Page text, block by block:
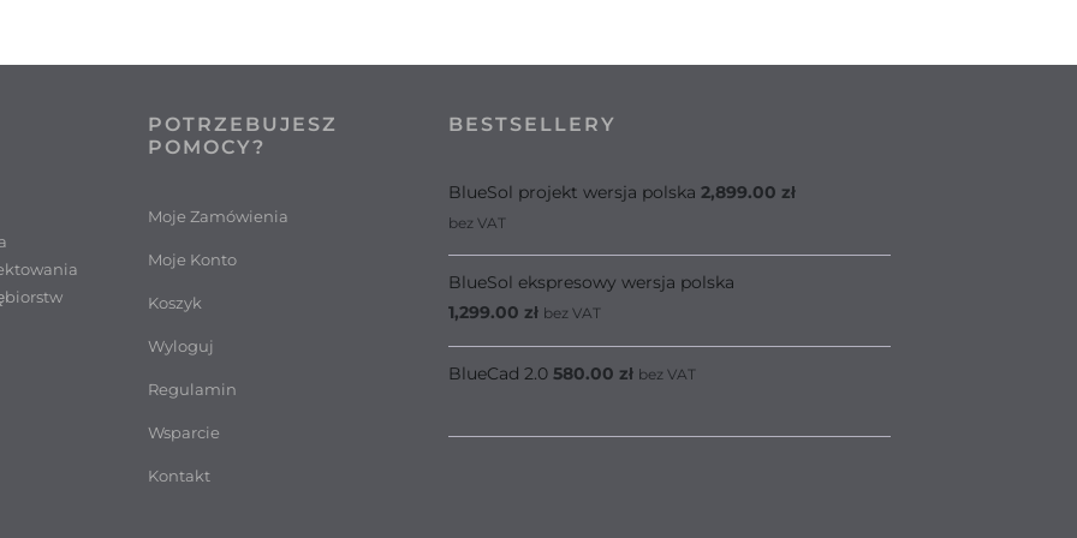
POTRZEBUJESZ
POMOCY?
Moje Zamówienia
Moje Konto
Koszyk
Wyloguj
Regulamin
Wsparcie
Kontakt
BESTSELLERY
BlueSol projekt wersja polska 2,899.00 zł
bez VAT
BlueSol ekspresowy wersja polska
1,299.00 zł bez VAT
BlueCad 2.0 580.00 zł bez VAT